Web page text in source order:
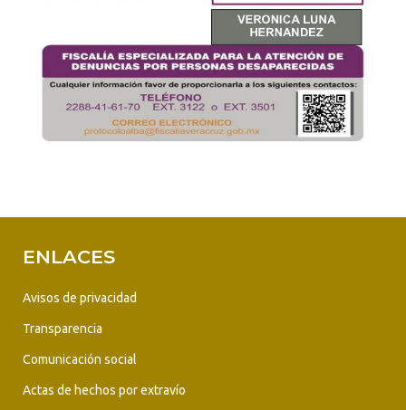
ENLACES
Avisos de privacidad
Transparencia
Comunicación social
Actas de hechos por extravío